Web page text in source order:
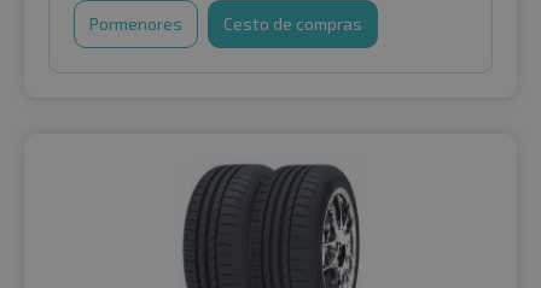
Pormenores Cesto de compras